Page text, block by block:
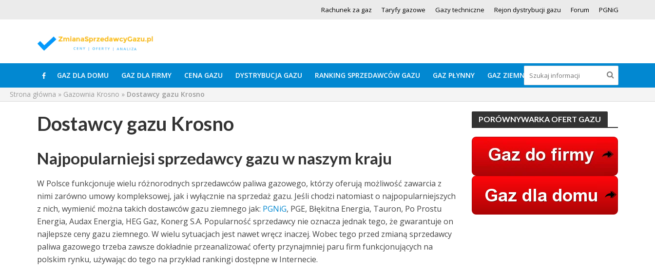
Rachunek za gaz Taryfy gazowe Gazy techniczne Rejon dystrybucji gazu Forum PGNiG
GAZ DLA DOMU GAZ DLA FIRMY CENA GAZU DYSTRYBUCJA GAZU RANKING SPRZEDAWCÓW GAZU GAZ PŁYNNY GAZ ZIEMNY
Strona główna » Gazownia Krosno » Dostawcy gazu Krosno
Dostawcy gazu Krosno
Najpopularniejsi sprzedawcy gazu w naszym kraju
W Polsce funkcjonuje wielu różnorodnych sprzedawców paliwa gazowego, którzy oferują możliwość zawarcia z
nimi zarówno umowy kompleksowej, jak i wyłącznie na sprzedaż gazu. Jeśli chodzi natomiast o najpopularniejszych
z nich, wymienić można takich dostawców gazu ziemnego jak: PGNiG, PGE, Błękitna Energia, Tauron, Po Prostu
Energia, Audax Energia, HEG Gaz, Konerg S.A. Popularność sprzedawcy nie oznacza jednak tego, że gwarantuje on
najlepsze ceny gazu ziemnego. W wielu sytuacjach jest nawet wręcz inaczej. Wobec tego przed zmianą sprzedawcy
paliwa gazowego trzeba zawsze dokładnie przeanalizować oferty przynajmniej paru firm funkcjonujących na
polskim rynku, używając do tego na przykład rankingi dostępne w Internecie.
PORÓWNYWARKA OFERT GAZU